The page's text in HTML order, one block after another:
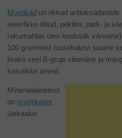
Mustikad on rikkad
eeterlikke õlisid, pektiini, park- ja
rakumahlas olev looduslik
100 grammist mustikatest saame
lisaks veel B-grupi vitamiine ja
kasulikke aineid.
Mineraalainetest
on mustikates
ülekaalus